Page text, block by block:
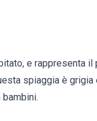
e rappresenta
spiaggia è grigia